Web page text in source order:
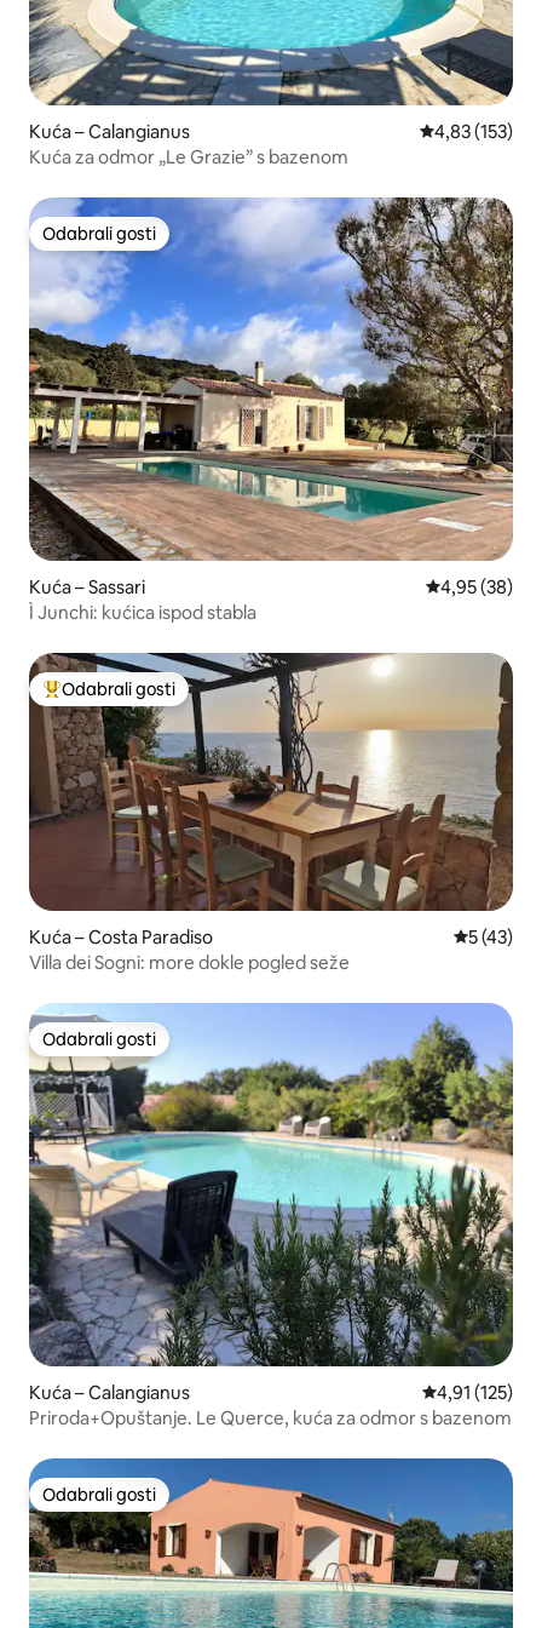
Kuća – Calangianus Prosječna
4,83 (153)
Kuća za odmor „Le Grazie” s bazenom
Odabrali gosti
Odabrali gosti
Kuća – Sassari Prosječna
4,95 (38)
Ì Junchi: kućica ispod stabla
Među najviše rangiranima s oznakom „Odabrali gosti”
Odabrali gosti
Kuća – Costa Paradiso Prosječna
5 (43)
Villa dei Sogni: more dokle pogled seže
Odabrali gosti
Odabrali gosti
Kuća – Calangianus Prosječna
4,91 (125)
Priroda+Opuštanje. Le Querce, kuća za odmor s bazenom
Odabrali gosti
Odabrali gosti